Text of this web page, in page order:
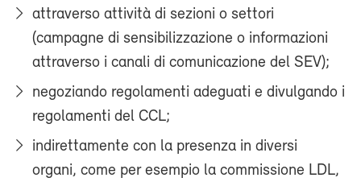
attraverso attività di sezioni o settori
(campagne di sensibilizzazione o informazioni
attraverso i canali di comunicazione del SEV);
negoziando regolamenti adeguati e divulgando i
regolamenti del CCL;
indirettamente con la presenza in diversi
organi, come per esempio la commissione LDL,